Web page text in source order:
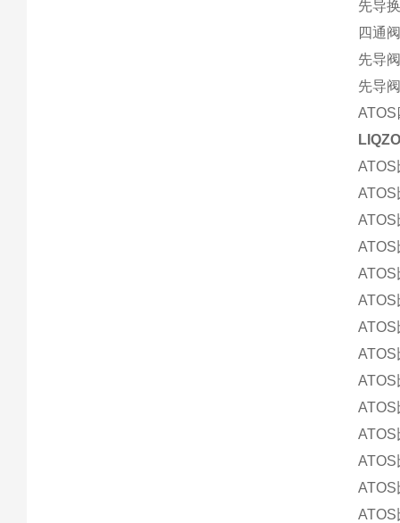
先导
四通
先导
先导
ATOS
ATOS
ATOS
ATOS
ATOS
ATOS
ATOS
ATOS
ATOS
ATOS
ATOS
ATOS
ATOS